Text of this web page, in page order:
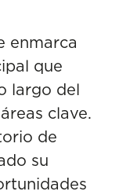
enmarca
que
largo del
clave.
de
su